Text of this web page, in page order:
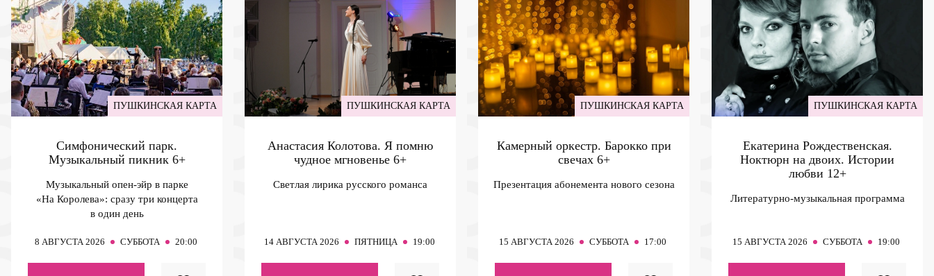
ПУШКИНСКАЯ КАРТА
Симфонический парк.
Музыкальный пикник 6+
Музыкальный опен-эйр в парке
«На Королева»: сразу три концерта
в один день
8 АВГУСТА 2026 СУББОТА 20:00
ПУШКИНСКАЯ КАРТА
Анастасия Колотова. Я помню
чудное мгновенье 6+
Светлая лирика русского романса
14 АВГУСТА 2026 ПЯТНИЦА 19:00
ПУШКИНСКАЯ КАРТА
Камерный оркестр. Барокко при
свечах 6+
Презентация абонемента нового сезона
15 АВГУСТА 2026 СУББОТА 17:00
ПУШКИНСКАЯ КАРТА
Екатерина Рождественская.
Ноктюрн на двоих. Истории
любви 12+
Литературно-музыкальная программа
15 АВГУСТА 2026 СУББОТА 19:00